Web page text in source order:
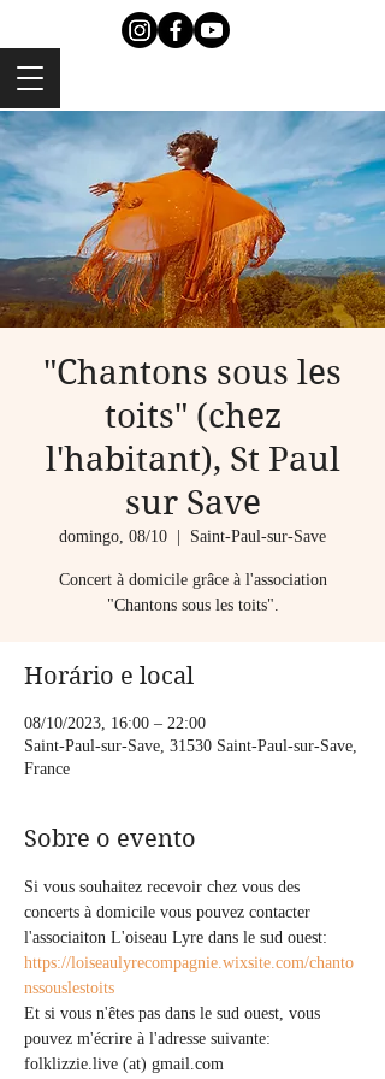
"Chantons sous les
toits" (chez
l'habitant), St Paul
sur Save
domingo, 08/10 Saint-Paul-sur-Save
Concert à domicile grâce à l'association
"Chantons sous les toits".
Horário e local
08/10/2023, 16:00 – 22:00
Saint-Paul-sur-Save, 31530 Saint-Paul-sur-Save,
France
Sobre o evento
Si vous souhaitez recevoir chez vous des
concerts à domicile vous pouvez contacter
l'associaiton L'oiseau Lyre dans le sud ouest:
https://loiseaulyrecompagnie.wixsite.com/chanto
nssouslestoits
Et si vous n'êtes pas dans le sud ouest, vous
pouvez m'écrire à l'adresse suivante:
folklizzie.live (at) gmail.com